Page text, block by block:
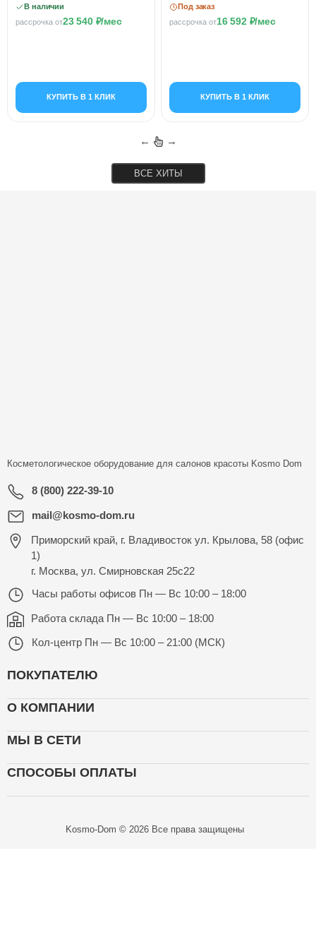
В наличии
рассрочка от23 540 /мес
КУПИТЬ В 1 КЛИК
Под заказ
рассрочка от16 592 /мес
КУПИТЬ В 1 КЛИК
← →
ВСЕ ХИТЫ
Косметологическое оборудование для салонов красоты Kosmo Dom
8 (800) 222-39-10
mail@kosmo-dom.ru
Приморский край, г. Владивосток ул. Крылова, 58 (офис
1)
г. Москва, ул. Смирновская 25с22
Часы работы офисов Пн — Вс 10:00 – 18:00
Работа склада Пн — Вс 10:00 – 18:00
Кол-центр Пн — Вс 10:00 – 21:00 (МСК)
ПОКУПАТЕЛЮ
О КОМПАНИИ
МЫ В СЕТИ
СПОСОБЫ ОПЛАТЫ
Kosmo-Dom © 2026 Все права защищены